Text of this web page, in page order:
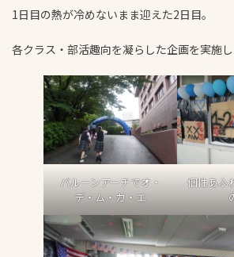
1日目の熱が冷めないまま迎えた2日目。
各クラス・部活趣向を凝らした企画を実施し
バルーンアーチでオ・
デ・ム・カ・エ
個性あふ